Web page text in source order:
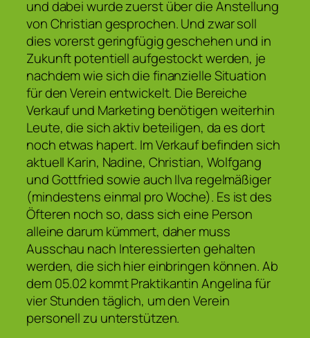
und dabei wurde zuerst über die Anstellung
von Christian gesprochen. Und zwar soll
dies vorerst geringfügig geschehen und in
Zukunft potentiell aufgestockt werden, je
nachdem wie sich die finanzielle Situation
für den Verein entwickelt. Die Bereiche
Verkauf und Marketing benötigen weiterhin
Leute, die sich aktiv beteiligen, da es dort
noch etwas hapert. Im Verkauf befinden sich
aktuell Karin, Nadine, Christian, Wolfgang
und Gottfried sowie auch Ilva regelmäßiger
(mindestens einmal pro Woche). Es ist des
Öfteren noch so, dass sich eine Person
alleine darum kümmert, daher muss
Ausschau nach Interessierten gehalten
werden, die sich hier einbringen können. Ab
dem 05.02 kommt Praktikantin Angelina für
vier Stunden täglich, um den Verein
personell zu unterstützen.